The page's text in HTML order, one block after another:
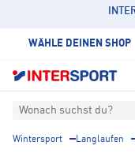
WÄHLE DEINEN SHOP
Wonach suchst du?
Wintersport Langlaufen